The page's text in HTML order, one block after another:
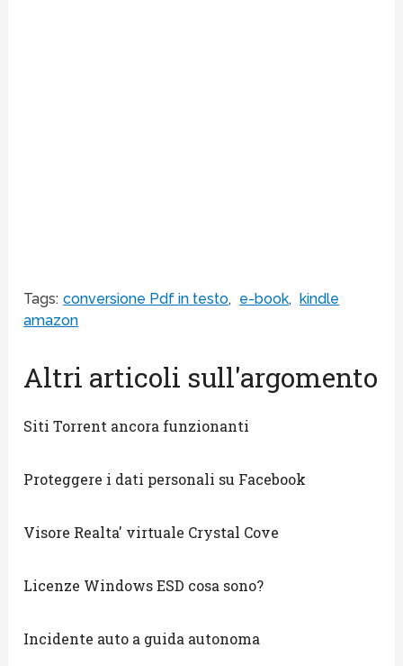
Tags: conversione Pdf in testo, e-book, kindle
amazon
Altri articoli sull'argomento
Siti Torrent ancora funzionanti
Proteggere i dati personali su Facebook
Visore Realta' virtuale Crystal Cove
Licenze Windows ESD cosa sono?
Incidente auto a guida autonoma